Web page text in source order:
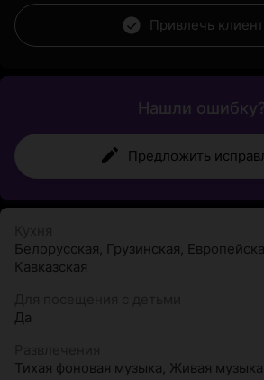
Привлечь
Нашли ошибку?
Предложить
Белорусская, Грузинская,
Кавказская
Да
Тихая фоновая музыка, Живая музыка